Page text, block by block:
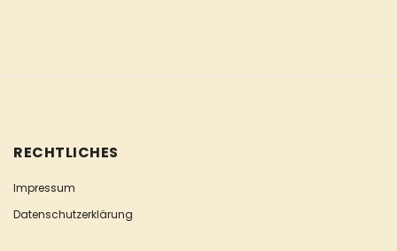
RECHTLICHES
Impressum
Datenschutzerklärung